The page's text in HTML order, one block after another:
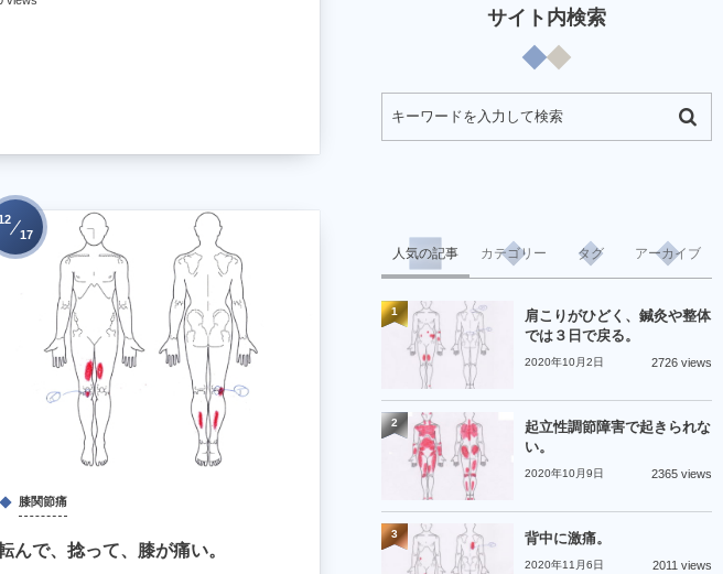
膝関節痛
んで、捻って、膝が痛い。
17
サイト内検索
人気の記事 カテゴリー タグ アーカイブ
肩こりがひどく、鍼灸や整体
では３日で戻る。
2020年10月2日 2726 views
1
起立性調節障害で起きられな
い。
2020年10月9日 2365 views
2
背中に激痛。
2020年11月6日 2011 views
3